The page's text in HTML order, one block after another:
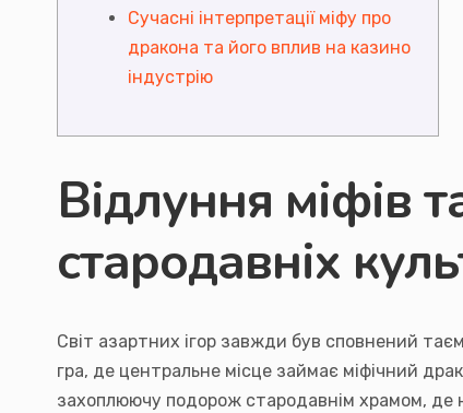
Сучасні інтерпретації міфу про
дракона та його вплив на казино
індустрію
Відлуння міфів
стародавніх
Світ азартних ігор завжди був сповнений
гра, де центральне місце займає міфічний
захоплюючу подорож стародавнім храмом, де